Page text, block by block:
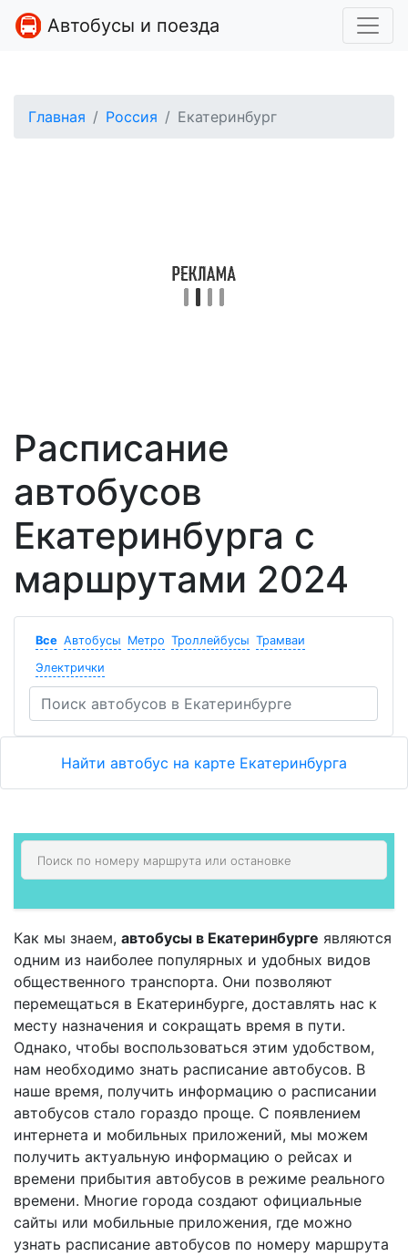
Автобусы и поезда
Главная Россия Екатеринбург
Расписание
автобусов
Екатеринбурга с
маршрутами 2024
Все Автобусы Метро Троллейбусы Трамваи
Электрички
Найти автобус на карте Екатеринбурга
Как мы знаем, автобусы в Екатеринбурге являются
одним из наиболее популярных и удобных видов
общественного транспорта. Они позволяют
перемещаться в Екатеринбурге, доставлять нас к
месту назначения и сокращать время в пути.
Однако, чтобы воспользоваться этим удобством,
нам необходимо знать расписание автобусов. В
наше время, получить информацию о расписании
автобусов стало гораздо проще. С появлением
интернета и мобильных приложений, мы можем
получить актуальную информацию о рейсах и
времени прибытия автобусов в режиме реального
времени. Многие города создают официальные
сайты или мобильные приложения, где можно
узнать расписание автобусов по номеру маршрута